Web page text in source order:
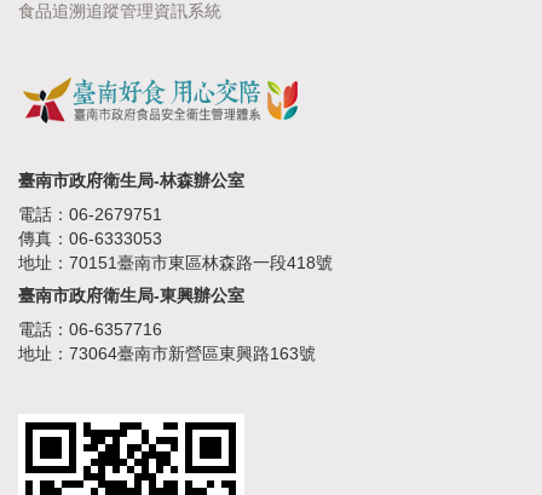
食品追溯追蹤管理資訊系統
臺南市政府衛生局-林森辦公室
電話：06-2679751
傳真：06-6333053
地址：70151臺南市東區林森路一段418號
臺南市政府衛生局-東興辦公室
電話：06-6357716
地址：73064臺南市新營區東興路163號